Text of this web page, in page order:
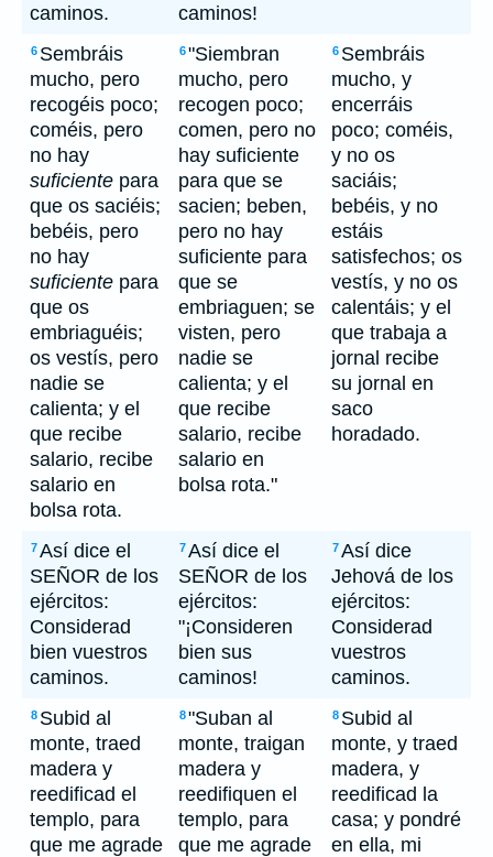
caminos.
caminos!
6 Sembráis
mucho, pero
recogéis poco;
coméis, pero
no hay
suficiente para
que os saciéis;
bebéis, pero
no hay
suficiente para
que os
embriaguéis;
os vestís, pero
nadie se
calienta; y el
que recibe
salario, recibe
salario en
bolsa rota.
6"Siembran
mucho, pero
recogen poco;
comen, pero no
hay suficiente
para que se
sacien; beben,
pero no hay
suficiente para
que se
embriaguen; se
visten, pero
nadie se
calienta; y el
que recibe
salario, recibe
salario en
bolsa rota."
6 Sembráis
mucho, y
encerráis
poco; coméis,
y no os
saciáis;
bebéis, y no
estáis
satisfechos; os
vestís, y no os
calentáis; y el
que trabaja a
jornal recibe
su jornal en
saco
horadado.
7Así dice el
SEÑOR de los
ejércitos:
Considerad
bien vuestros
caminos.
7Así dice el
SEÑOR de los
ejércitos:
"¡Consideren
bien sus
caminos!
7Así dice
Jehová de los
ejércitos:
Considerad
vuestros
caminos.
8 Subid al
monte, traed
madera y
reedificad el
templo, para
que me agrade
8"Suban al
monte, traigan
madera y
reedifiquen el
templo, para
que me agrade
8 Subid al
monte, y traed
madera, y
reedificad la
casa; y pondré
en ella, mi